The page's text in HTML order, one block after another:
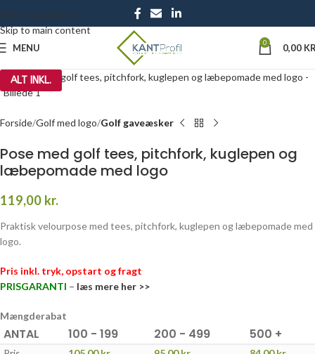
Skip to navigation
Skip to main content
MENU 0 0,00
Click to enlarge
ALT INKL.
Forside Golf med logo Golf gaveæsker
Pose med golf tees, pitchfork, kuglepen og
læbepomade med logo
119,00 kr.
Praktisk velourpose med tees, pitchfork, kuglepen og læbepomade med
logo.
Pris inkl. tryk, opstart og fragt
PRISGARANTI – læs mere her >>
Mængderabat
ANTAL 100 - 199 200 - 499 500 +